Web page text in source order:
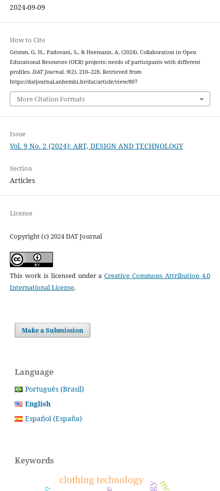
2024-09-09
How to Cite
Grimm, G. H., Padovani, S., & Heemann, A. (2024). Collaboration in Open
Educational Resources (OER) projects: needs of participants with different
profiles. DAT Journal, 9(2), 210–228. Retrieved from
https://datjournal.anhembi.br/dat/article/view/807
More Citation Formats
Issue
Vol. 9 No. 2 (2024): ART, DESIGN AND TECHNOLOGY
Section
Articles
License
Copyright (c) 2024 DAT Journal
This work is licensed under aCreative Commons Attribution 4.0
International License.
Make a Submission
Language
Português (Brasil)
English
Español (España)
Keywords
clothing technology